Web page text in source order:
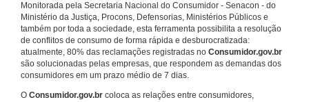
Monitorada pela Secretaria Nacional do Consumidor - Senacon - do
Ministério da Justiça, Procons, Defensorias, Ministérios Públicos e
também por toda a sociedade, esta ferramenta possibilita a resolução
de conflitos de consumo de forma rápida e desburocratizada:
atualmente, 80% das reclamações registradas no Consumidor.gov.br
são solucionadas pelas empresas, que respondem as demandas dos
consumidores em um prazo médio de 7 dias.
O Consumidor.gov.br coloca as relações entre consumidores,